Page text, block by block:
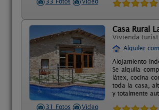
31 Fotos Video
Casa Rural
Vivienda
Alquiler
Alojamiento
Se alquila
látex, cocina
toda la casa,
y totalmente